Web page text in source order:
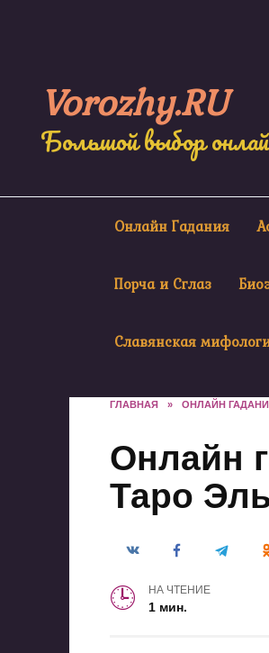
Vorozhy.RU
Большой выбор
Онлайн Гадания
Порча и Сглаз
Славянская
ГЛАВНАЯ » ОНЛАЙН
Онлайн
Таро
НА ЧТЕНИЕ
1 мин.